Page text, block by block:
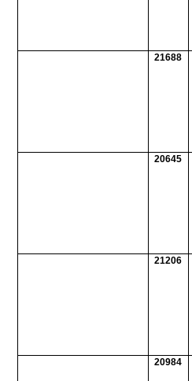
21688
20645
21206
20984